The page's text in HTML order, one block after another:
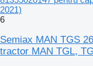
2021)
6
Semiax MAN TGS
tractor MAN TGL,